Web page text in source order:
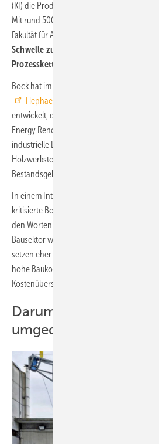
(KI) die Produktions- und Arbeitswelt
Mit rund 5000 Baurobotern weltweit
Fakultät für Architektur) befindet sich die
Schwelle zur Implementierung von
Prozessketten.
Bock hat im Rahmen des EU-geförderten
Hephaestus
entwickelt, die auf den Ergebnissen des
Energy Renovation through Timber)
industrielle Entwicklung vorgefertigter
Holzwerkstoffen für die energetische
Bestandsgebäuden (
In einem Interview mit der
kritisierte Bock die bisherige
den Worten „mit Ineffizienz kann man viel
Bausektor wird kaum geforscht und
setzen eher auf Billiganbieter aus dem
hohe Baukosten, Baumängel sowie Termin-
Kostenüberschreitungen.
Darum muss im
umgedacht werden